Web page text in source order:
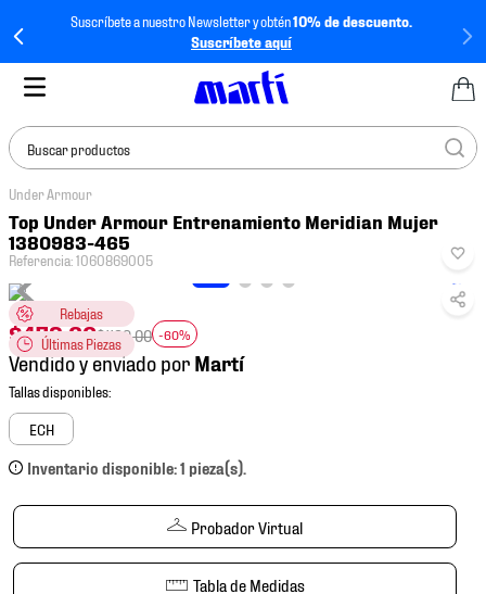
Suscríbete a nuestro Newsletter y obtén10% de descuento.
Suscríbete aquí
Buscar productos
Under Armour
Top Under Armour Entrenamiento Meridian Mujer
1380983-465
Referencia:1060869005
Rebajas
Últimas Piezas
$479.60$1199.00 -60%
Vendido y enviado por
ECH
Inventario disponible: 1 pieza(s).
Probador Virtual
Tabla de Medidas
TÉRMINOS MÁS
BUSCADOS
1.
tenis mujer
2.
tenis hombre
3.
tenis
4
tenis futbol
.
jersey
6.
mochila